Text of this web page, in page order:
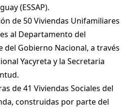
(ESSAP).
de 50 Viviendas Unifamiliares
al Departamento del
del Gobierno Nacional, a través
Yacyreta y la Secretaria
de 41 Viviendas Sociales del
construidas por parte del